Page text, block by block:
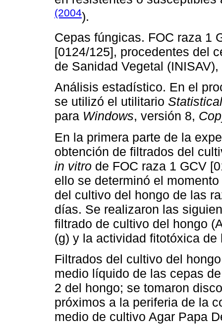
(2004).
Cepas fúngicas. FOC raza 1
[0124/125], procedentes del
de Sanidad Vegetal
Análisis estadístico. En el
se utilizó el utilitario
para Windows, versión 8,
En la primera parte de la
obtención de filtrados del
in vitro de FOC raza 1 GCV
ello se determinó el
del cultivo del hongo de las
días. Se realizaron las
filtrado de cultivo del hongo
(g) y la actividad fitotóxica
Filtrados del cultivo del
medio líquido de las cepas
2 del hongo; se tomaron
próximos a la periferia de la
medio de cultivo Agar Papa